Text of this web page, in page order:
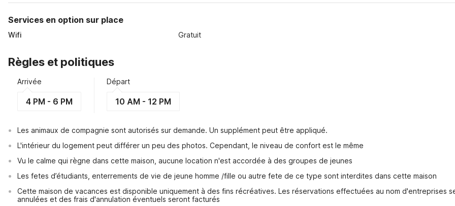
Services en option sur place
Wifi Gratuit
Règles et politiques
Arrivée
4 PM - 6 PM
Départ
10 AM - 12 PM
Les animaux de compagnie sont autorisés sur demande. Un supplément peut être appliqué.
L'intérieur du logement peut différer un peu des photos. Cependant, le niveau de confort est le même
Vu le calme qui règne dans cette maison, aucune location n'est accordée à des groupes de jeunes
Les fetes d’étudiants, enterrements de vie de jeune homme /fille ou autre fete de ce type sont interdites dans cette maison
Cette maison de vacances est disponible uniquement à des fins récréatives. Les réservations effectuées au nom d'entreprises
annulées et des frais d'annulation éventuels seront facturés